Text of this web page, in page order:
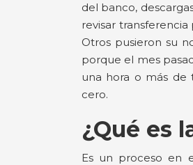
del banco,
revisar
Otros pusieron su
porque el mes
una hora o más de
cero.
¿Qué es
Es un proceso en